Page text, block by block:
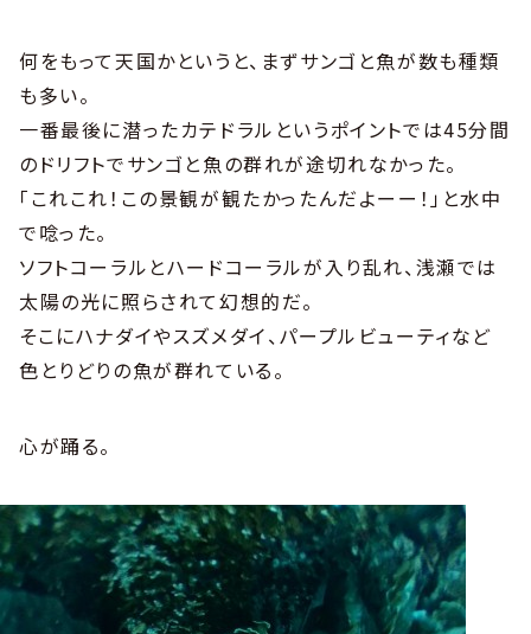
何をもって天国かというと、まずサンゴと魚が数も種類
も多い。
一番最後に潜ったカテドラルというポイントでは45分間
のドリフトでサンゴと魚の群れが途切れなかった。
「これこれ！この景観が観たかったんだよーー！」と水中
で唸った。
ソフトコーラルとハードコーラルが入り乱れ、浅瀬では
太陽の光に照らされて幻想的だ。
そこにハナダイやスズメダイ、パープルビューティなど
色とりどりの魚が群れている。
心が踊る。